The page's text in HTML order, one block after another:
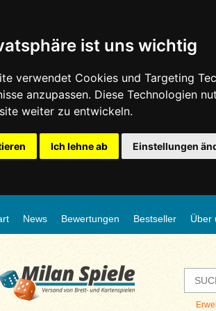
ist uns wichtig
verwendet Cookies und Targeting
anzupassen. Diese Technologien
weiter zu entwickeln.
Ich lehne ab Einstellungen
News Bewertungen Bestseller Über